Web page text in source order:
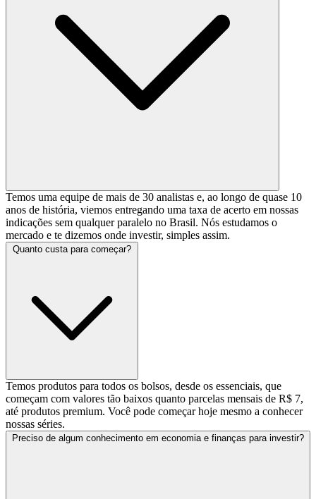
Temos uma equipe de mais de 30 analistas e, ao longo de quase 10
anos de história, viemos entregando uma taxa de acerto em nossas
indicações sem qualquer paralelo no Brasil. Nós estudamos o
mercado e te dizemos onde investir, simples assim.
Quanto custa para começar?
Temos produtos para todos os bolsos, desde os essenciais, que
começam com valores tão baixos quanto parcelas mensais de R$ 7,
até produtos premium. Você pode começar hoje mesmo a conhecer
nossas séries.
Preciso de algum conhecimento em economia e finanças para investir?